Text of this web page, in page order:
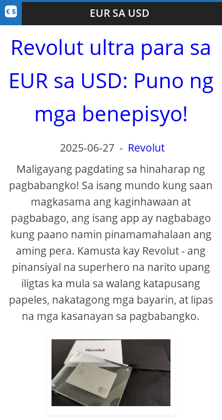
EUR SA USD
Revolut ultra para sa
EUR sa USD: Puno ng
mga benepisyo!
2025-06-27 - Revolut
Maligayang pagdating sa hinaharap ng
pagbabangko! Sa isang mundo kung saan
magkasama ang kaginhawaan at
pagbabago, ang isang app ay nagbabago
kung paano namin pinamamahalaan ang
aming pera. Kamusta kay Revolut - ang
pinansiyal na superhero na narito upang
iligtas ka mula sa walang katapusang
papeles, nakatagong mga bayarin, at lipas
na mga kasanayan sa pagbabangko.